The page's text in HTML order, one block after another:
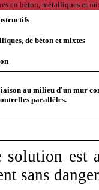
de béton et mixtes
au milieu d'un mur
parallèles.
solution est
sans